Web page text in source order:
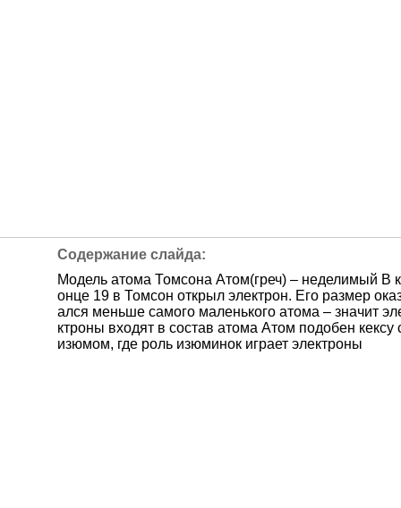
Модель атома Томсона Атом(греч) – неделимый В к
онце 19 в Томсон открыл электрон. Его размер
ался меньше самого маленького атома – значит
ктроны входят в состав атома Атом подобен кексу
изюмом, где роль изюминок играет электроны